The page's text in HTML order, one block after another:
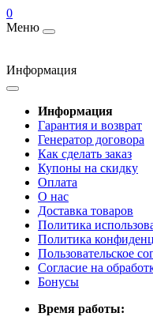
0
Меню
Информация
Информация
Гарантия и возврат
Генератор договора
Как сделать заказ
Купоны на скидку
Оплата
О нас
Доставка товаров
Политика
Политика
Пользовательское
Согласие на
Бонусы
Время работы: